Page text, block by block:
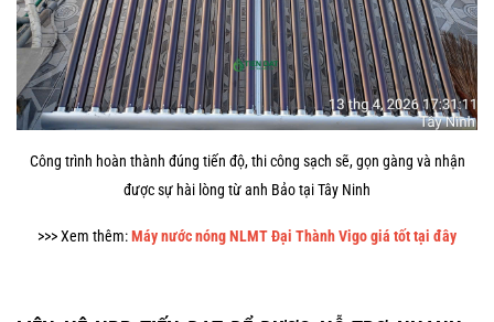
Công trình hoàn thành đúng tiến độ, thi công sạch sẽ, gọn gàng và nhận
được sự hài lòng từ anh Bảo tại Tây Ninh
>>> Xem thêm:Máy nước nóng NLMT Đại Thành Vigo giá tốt tại đây